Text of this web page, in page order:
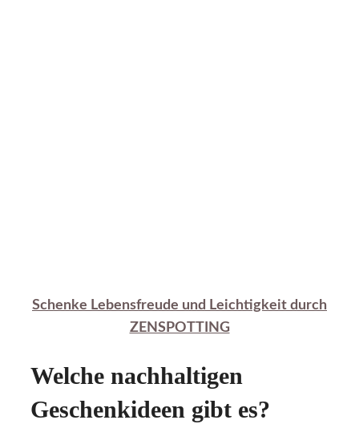
Schenke Lebensfreude und Leichtigkeit durch
ZENSPOTTING
Welche nachhaltigen
Geschenkideen gibt es?